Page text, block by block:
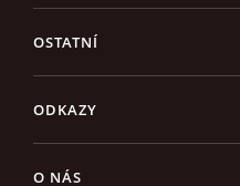
OSTATNÍ
ODKAZY
O NÁS